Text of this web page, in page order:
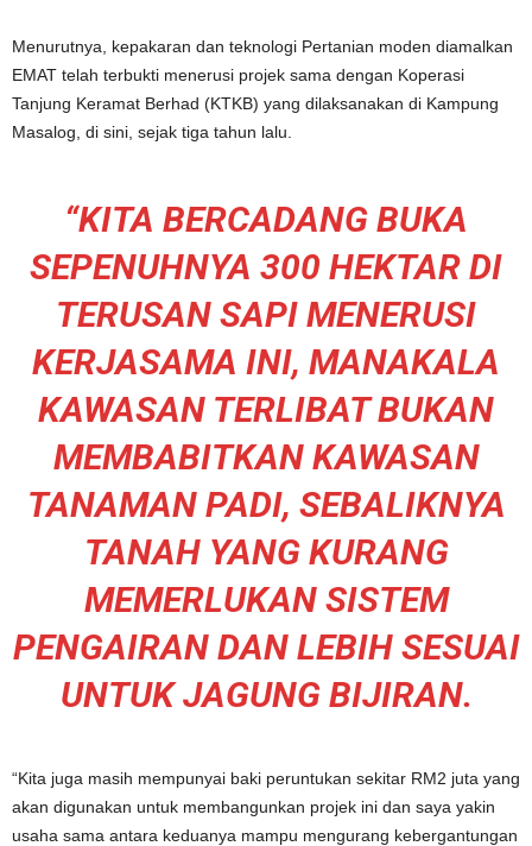
Menurutnya, kepakaran dan teknologi Pertanian moden diamalkan
EMAT telah terbukti menerusi projek sama dengan Koperasi
Tanjung Keramat Berhad (KTKB) yang dilaksanakan di Kampung
Masalog, di sini, sejak tiga tahun lalu.
“KITA BERCADANG BUKA
SEPENUHNYA 300 HEKTAR DI
TERUSAN SAPI MENERUSI
KERJASAMA INI, MANAKALA
KAWASAN TERLIBAT BUKAN
MEMBABITKAN KAWASAN
TANAMAN PADI, SEBALIKNYA
TANAH YANG KURANG
MEMERLUKAN SISTEM
PENGAIRAN DAN LEBIH SESUAI
UNTUK JAGUNG BIJIRAN.
“Kita juga masih mempunyai baki peruntukan sekitar RM2 juta yang
akan digunakan untuk membangunkan projek ini dan saya yakin
usaha sama antara keduanya mampu mengurang kebergantungan